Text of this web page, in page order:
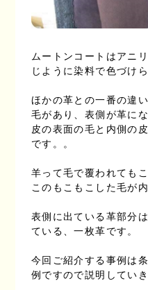
ムートンコートはアニ
じように染料で色づけ
ほかの革との一番の違
毛があり、表側が革に
皮の表面の毛と内側の
です。。
羊って毛で覆われても
このもこもこした毛が
表側に出ている革部分
ている、一枚革です。
今回ご紹介する事例は
例ですので説明していき